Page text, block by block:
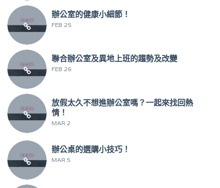
辦公室的健康小細節！
FEB 25
聯合辦公室及異地上班的趨勢及改變
FEB 26
放假太久不想進辦公室嗎？一起來找回熱
情！
MAR 2
辦公桌的選購小技巧！
MAR 5